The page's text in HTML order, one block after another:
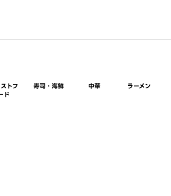
トフ
ド
寿司・海鮮 中華 ラーメン